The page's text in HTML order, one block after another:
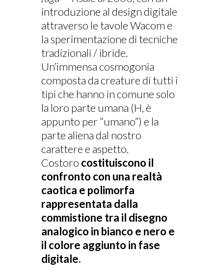
introduzione al design digitale
attraverso le tavole Wacom e
la sperimentazione di tecniche
tradizionali / ibride.
Un’immensa cosmogonia
composta da creature di tutti i
tipi che hanno in comune solo
la loro parte umana (H, è
appunto per “umano”) e la
parte aliena dal nostro
carattere e aspetto.
Costoro costituiscono il
confronto con una realtà
caotica e polimorfa
rappresentata dalla
commistione tra il disegno
analogico in bianco e nero e
il colore aggiunto in fase
digitale.